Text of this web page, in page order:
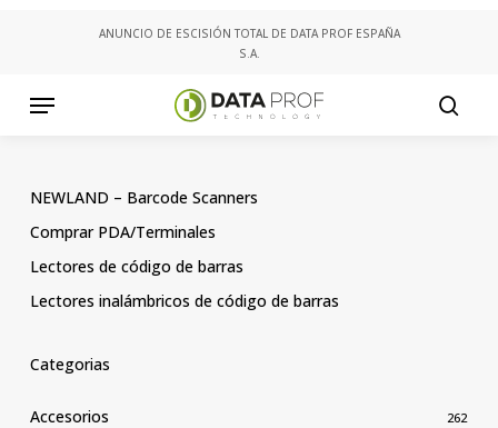
ANUNCIO DE ESCISIÓN TOTAL DE DATA PROF ESPAÑA
S.A.
Menu
NEWLAND – Barcode Scanners
Comprar PDA/Terminales
Lectores de código de barras
Lectores inalámbricos de código de barras
Categorias
Accesorios 262